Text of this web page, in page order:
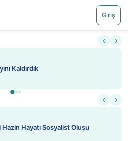
Giriş
‹ ›
kısıtlama ve kredi sistemi getirildi
‹ ›
KONU ÖZET J. LONDON